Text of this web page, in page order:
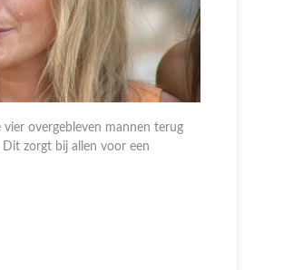
vier overgebleven mannen terug
Dit zorgt bij allen voor een